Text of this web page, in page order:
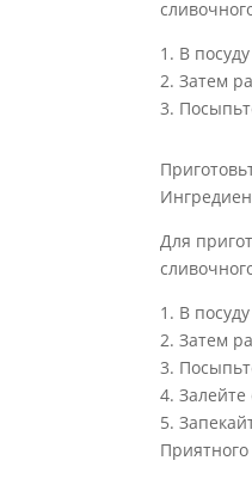
1. В
2. Затем
3.
Для
1. В
2. Затем
3.
4.
5.